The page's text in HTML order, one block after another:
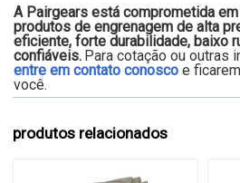
A Pairgears está comprometida
produtos de engrenagem de alta
eficiente, forte durabilidade, baixo
confiáveis. Para cotação ou outras
entre em contato conosco e
você.
produtos relacionados